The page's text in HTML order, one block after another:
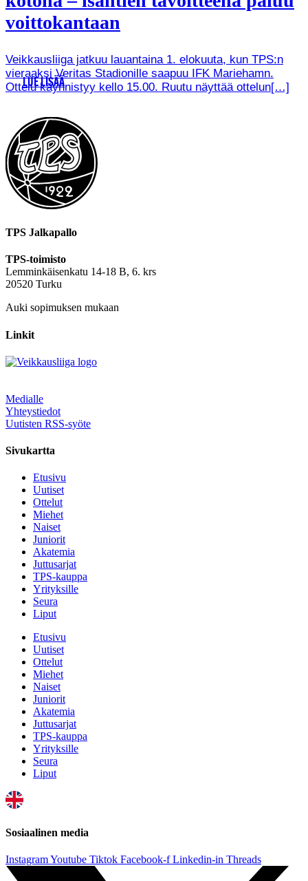
voittokantaan
Veikkausliiga jatkuu lauantaina 1. elokuuta, kun TPS:n
vieraaksi Veritas Stadionille saapuu IFK Mariehamn.
Ottelu käynnistyy kello 15.00. Ruutu näyttää ottelun[…]
LUE LISÄÄ
TPS Jalkapallo
TPS-toimisto
Lemminkäisenkatu 14-18 B, 6. krs
20520 Turku
Auki sopimuksen mukaan
Linkit
Medialle
Yhteystiedot
Uutisten RSS-syöte
Sivukartta
Etusivu
Uutiset
Ottelut
Miehet
Naiset
Juniorit
Akatemia
Juttusarjat
TPS-kauppa
Yrityksille
Seura
Liput
Etusivu
Uutiset
Ottelut
Miehet
Naiset
Juniorit
Akatemia
Juttusarjat
TPS-kauppa
Yrityksille
Seura
Liput
Sosiaalinen media
InstagramYoutube Tiktok Facebook-f Linkedin-in Threads